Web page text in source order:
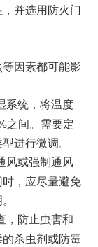
并选用防火门
因素都可能影
系统，将温度
之间。需要定
进行微调。
风或强制通风
，应尽量避免
，防止虫害和
杀虫剂或防霉